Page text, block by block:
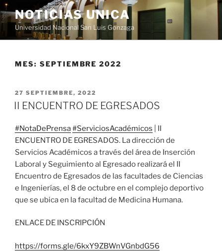
Saltar
al
contenido
NOTICIAS UNICA
Universidad Nacional San Luis Gonzaga
MES: SEPTIEMBRE 2022
PUBLICADO
EL
27 SEPTIEMBRE, 2022
II ENCUENTRO DE EGRESADOS
#NotaDePrensa#ServiciosAcadémicos | II
ENCUENTRO DE EGRESADOS. La dirección de
Servicios Académicos a través del área de Inserción
Laboral y Seguimiento al Egresado realizará el II
Encuentro de Egresados de las facultades de Ciencias
e Ingenierías, el 8 de octubre en el complejo deportivo
que se ubica en la facultad de Medicina Humana.
ENLACE DE INSCRIPCIÓN
https://forms.gle/6kxY9ZBWnVGnbdG56